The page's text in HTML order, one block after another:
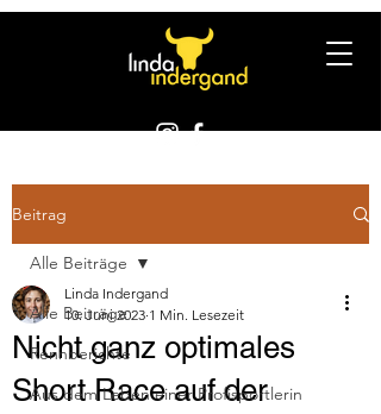
Beitrag
Alle Beiträge
Rennberichte
Aus dem Leben einer Profisportlerin
Alle Beiträge
Nicht ganz optimales
Short Race auf der
Linda Indergand
10. Juni 2023 1 Min. Lesezeit